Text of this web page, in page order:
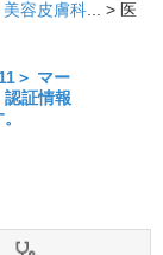
美容皮膚科... > 医